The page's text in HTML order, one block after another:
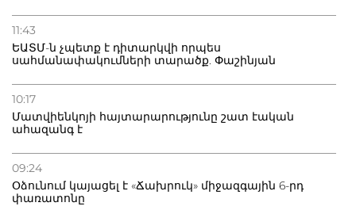
11:43
ԵԱՏՄ-ն չպետք է դիտարկվի որպես
սահմանափակումների տարածք. Փաշինյան
10:17
Մատվիենկոյի հայտարարությունը շատ էական
ահազանգ է
09:24
Օձունում կայացել է «Ճախրուկ» միջազգային 6-րդ
փառատոնը